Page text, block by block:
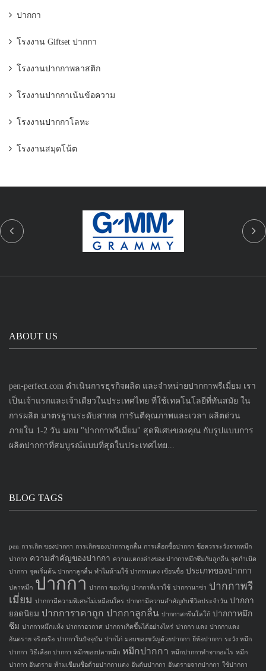
ปากกา
โรงงาน Giftset ปากกา
โรงงานปากกาพลาสติก
โรงงานปากกาเน้นข้อความ
โรงงานปากกาโลหะ
โรงงานสมุดโน้ต
ABOUT US
pen-perfect.com ดำเนินการธุรกิจผลิต และจำหน่ายปากกาพรีเมี่ยม เรา
เป็นเจ้าแรกและเจ้าเดียวในประเทศไทย ที่ใช้เทคโนโลยีที่ทันสมัย ใน
การผลิต มาตรฐานระดับสากล การันตีคุณภาพและเวลา ผลิตด่วน
ภายใน 1-2 วัน มอบ "ปากกาพรีเมี่ยม" สุดพิเศษของคุณ กับรูปแบบการ
ผลิตปากกาที่สมบูรณ์แบบที่สุดในประเทศไทย...
BLOG TAGS
pen การเกิด ของปากกา การเกิดของปากกาลูกลื่น การเลือกซื้อปากกา ข้อควรระวังจากหมึก
ปากกา ความสำคัญของปากกา ความแตกงต่างของ ปากกาหมึกซึมกับลูกลื่น จุดกำเนิด
ปากกา จุดเริ่มต้น ปากกาลูกลื่น ทำไมห้ามใช้ ปากกาแดง เขียนชื่อ ประเภทของปากกา
ปลาหมึก ปากกา ปากกา ของวัญ ปากกาที่เราใช้ ปากกานาซ่า ปากกาพรี
เมี่ยม ปากกามีความพิเศษไม่เหมือนใคร ปากกามีความสำคัญกับชีวิตประจำวัน ปากกา
ยอดนิยม ปากการาคาถูก ปากกาลูกลื่น ปากกาสกรีนโลโก้ ปากกาหมึก
ซึม ปากกาหมึกแห้ง ปากกาอวกาศ ปากกาเกิดขึ้นได้อย่างไหร่ ปากกา แดง ปากกาแดง
อันตราย จริงหรือ ปากกาในปัจจุบัน ปากไก่ มอบของขวัญด้วยปากกา ยี่ห้อปากกา ระวัง หมึก
ปากกา วิธีเลือก ปากกา หมึกของปลาหมึก หมึกปากกา หมึกปากกาทำจากอะไร หมึก
ปากกา อันตราย ห้ามเขียนชื่อด้วยปากกาแดง อันดับปากกา อันตรายจากปากกา ใช้ปากกา